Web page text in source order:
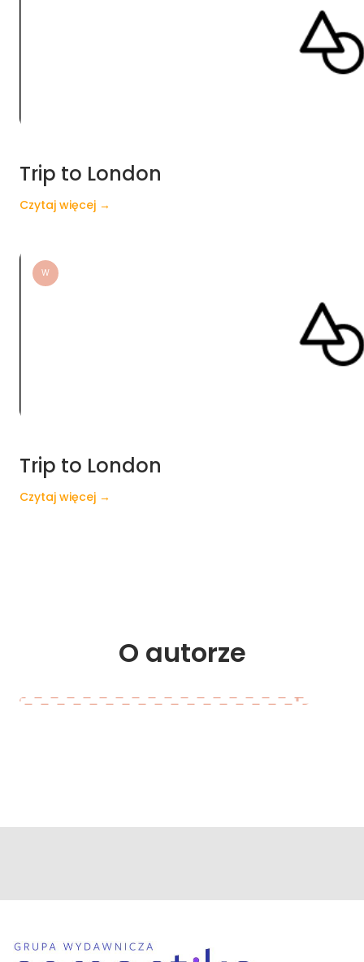
Trip to London
Czytaj więcej →
W
Trip to London
Czytaj więcej →
O autorze